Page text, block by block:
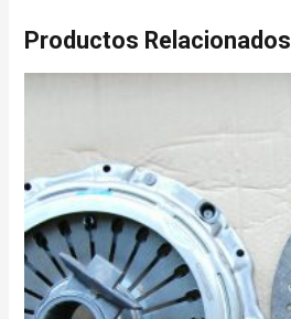
Productos Relacionados